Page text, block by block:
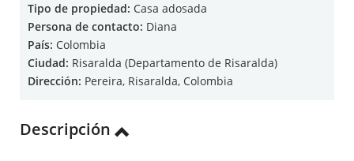
Tipo de propiedad: Casa adosada
Persona de contacto: Diana
País: Colombia
Ciudad: Risaralda (Departamento de Risaralda)
Dirección: Pereira, Risaralda, Colombia
Descripción